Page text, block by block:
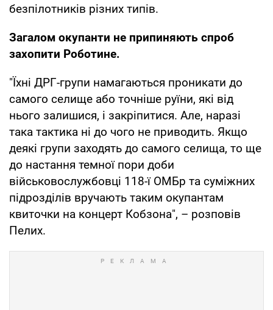
безпілотників різних типів.
Загалом окупанти не припиняють спроб
захопити Роботине.
"Їхні ДРГ-групи намагаються проникати до
самого селище або точніше руїни, які від
нього залишися, і закріпитися. Але, наразі
така тактика ні до чого не приводить. Якщо
деякі групи заходять до самого селища, то ще
до настання темної пори доби
військовослужбовці 118-ї ОМБр та суміжних
підрозділів вручають таким окупантам
квиточки на концерт Кобзона", – розповів
Пелих.